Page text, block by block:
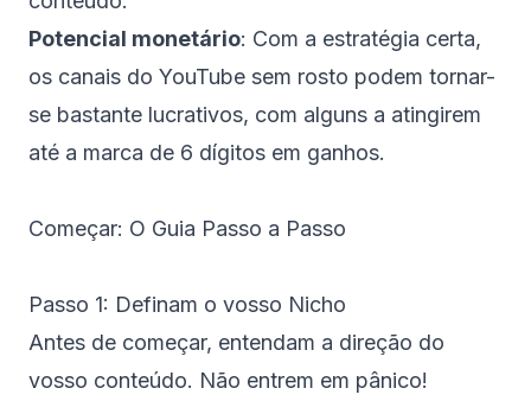
Potencial monetário: Com a estratégia certa,
os canais do YouTube sem rosto podem tornar-
se bastante lucrativos, com alguns a atingirem
até a marca de 6 dígitos em ganhos.
Começar: O Guia Passo a Passo
Passo 1: Definam o vosso Nicho
Antes de começar, entendam a direção do
vosso conteúdo. Não entrem em pânico!